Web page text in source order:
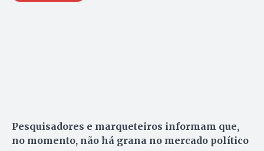
Pesquisadores e marqueteiros informam que,
no momento, não há grana no mercado político